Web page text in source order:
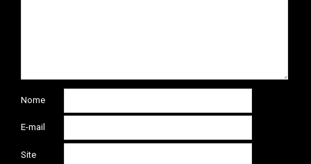
Nome
E-mail
Site